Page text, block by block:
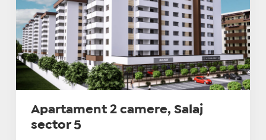
Apartament 2 camere, Salaj
sector 5